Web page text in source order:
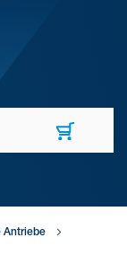
Antriebe